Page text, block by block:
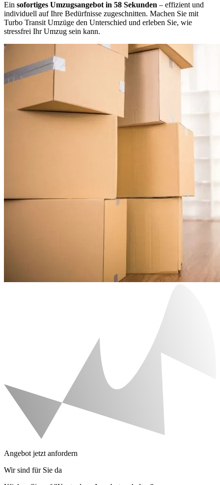
Ein sofortiges Umzugsangebot in 58 Sekunden – effizient und
individuell auf Ihre Bedürfnisse zugeschnitten. Machen Sie mit
Turbo Transit Umzüge den Unterschied und erleben Sie, wie
stressfrei Ihr Umzug sein kann.
Angebot jetzt anfordern
Wir sind für Sie da